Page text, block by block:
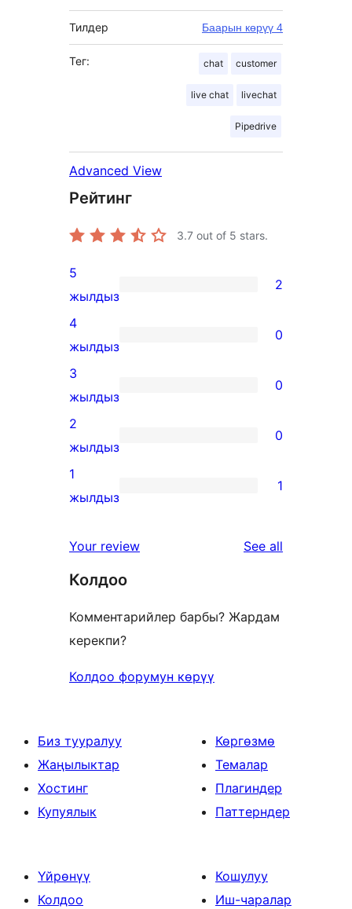
Тилдер Баарын көрүү 4
Тег: chat customer
live chat livechat
Pipedrive
Advanced View
Рейтинг
3.7 out of 5 stars.
2
5-
star
reviews
5
жылдыз
2
0
4-
star
reviews
4
жылдыз
0
0
3-
star
reviews
3
жылдыз
0
0
2-
star
2
жылдыз
0
1
star
1
жылдыз
1
Your review See all
Колдоо
Комментарийлер барбы? Жардам
керекпи?
Колдоо форумун көрүү
Биз тууралуу
Жаңылыктар
Хостинг
Купуялык
Көргөзмө
Темалар
Плагиндер
Паттерндер
Үйрөнүү
Колдоо
Кошулуу
Иш-чаралар